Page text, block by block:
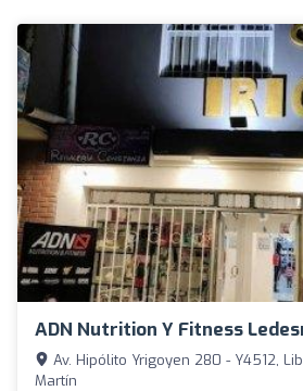
ADN Nutrition Y Fitness
Av. Hipólito Yrigoyen 280 - Y4512,
Martín